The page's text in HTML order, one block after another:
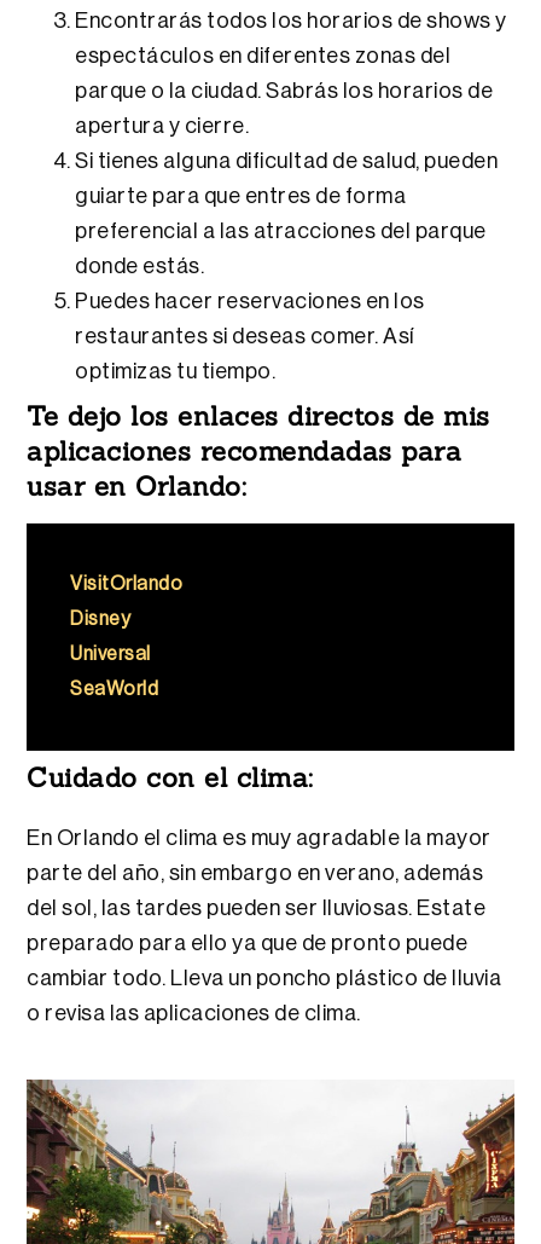
Encontrarás todos los horarios de shows y
espectáculos en diferentes zonas del
parque o la ciudad. Sabrás los horarios de
apertura y cierre.
Si tienes alguna dificultad de salud, pueden
guiarte para que entres de forma
preferencial a las atracciones del parque
donde estás.
Puedes hacer reservaciones en los
restaurantes si deseas comer. Así
optimizas tu tiempo.
Te dejo los enlaces directos de mis
aplicaciones recomendadas para
usar en Orlando:
VisitOrlando
Disney
Universal
SeaWorld
Cuidado con el clima:
En Orlando el clima es muy agradable la mayor
parte del año, sin embargo en verano, además
del sol, las tardes pueden ser lluviosas. Estate
preparado para ello ya que de pronto puede
cambiar todo. Lleva un poncho plástico de lluvia
o revisa las aplicaciones de clima.